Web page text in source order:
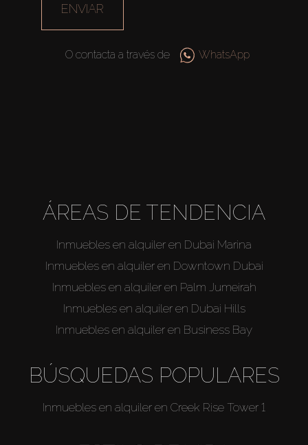
ENVIAR
O contacta a través de WhatsApp
ÁREAS DE TENDENCIA
Inmuebles en alquiler en Dubai Marina
Inmuebles en alquiler en Downtown Dubai
Inmuebles en alquiler en Palm Jumeirah
Inmuebles en alquiler en Dubai Hills
Inmuebles en alquiler en Business Bay
BÚSQUEDAS POPULARES
Inmuebles en alquiler en Creek Rise Tower 1